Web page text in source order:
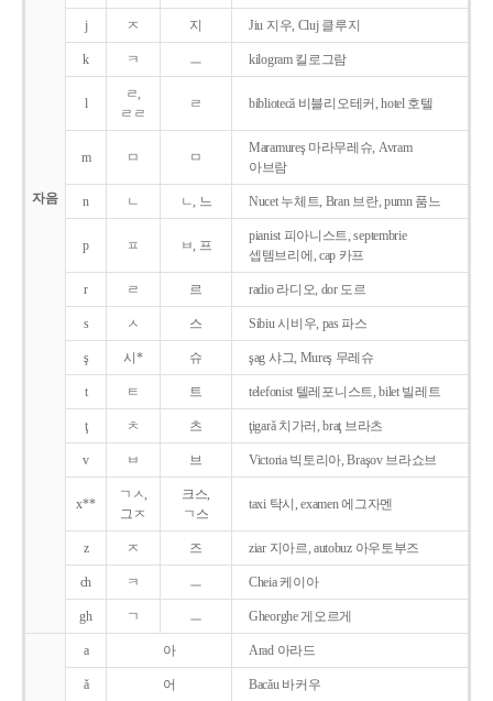
자음
j ㅈ 지 Jiu 지우, Cluj 클루지
k ㅋ ㅡ kilogram 킬로그람
l
ㄹ,
ㄹㄹ
ㄹ bibliotecǎ 비블리오테커, hotel 호텔
m ㅁ ㅁ
Maramureş 마라무레슈, Avram
아브람
n ㄴ ㄴ, 느 Nucet 누체트, Bran 브란, pumn 품느
p ㅍ ㅂ, 프
pianist 피아니스트, septembrie
셉템브리에, cap 카프
r ㄹ 르 radio 라디오, dor 도르
s ㅅ 스 Sibiu 시비우, pas 파스
ş 시* 슈 şag 샤그, Mureş 무레슈
t ㅌ 트 telefonist 텔레포니스트, bilet 빌레트
ţ ㅊ 츠 ţigarǎ 치가러, braţ 브라츠
v ㅂ 브 Victoria 빅토리아, Braşov 브라쇼브
x**
ㄱㅅ,
그ㅈ
크스,
ㄱ스
taxi 탁시, examen 에그자멘
z ㅈ 즈 ziar 지아르, autobuz 아우토부즈
ch ㅋ ㅡ Cheia 케이아
gh ㄱ ㅡ Gheorghe 게오르게
a 아 Arad 아라드
ǎ 어 Bacǎu 바커우